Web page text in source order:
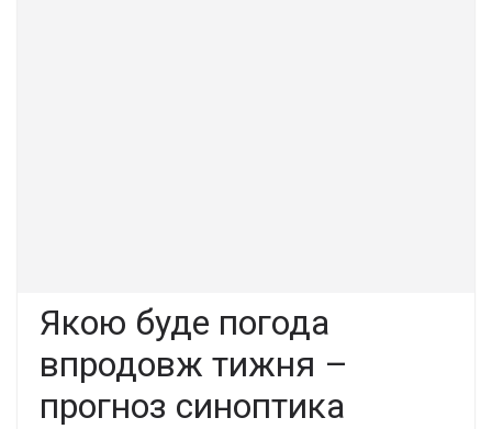
Якою буде погода
впродовж тижня –
прогноз синоптика